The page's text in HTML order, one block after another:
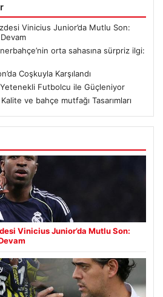
Vinicius Junior’da Mutlu Son:
orta sahasına sürpriz ilgi:
Coşkuyla Karşılandı
Yetenekli Futbolcu ile Güçleniyor
ve bahçe mutfağı Tasarımları
Vinicius Junior’da Mutlu Son: